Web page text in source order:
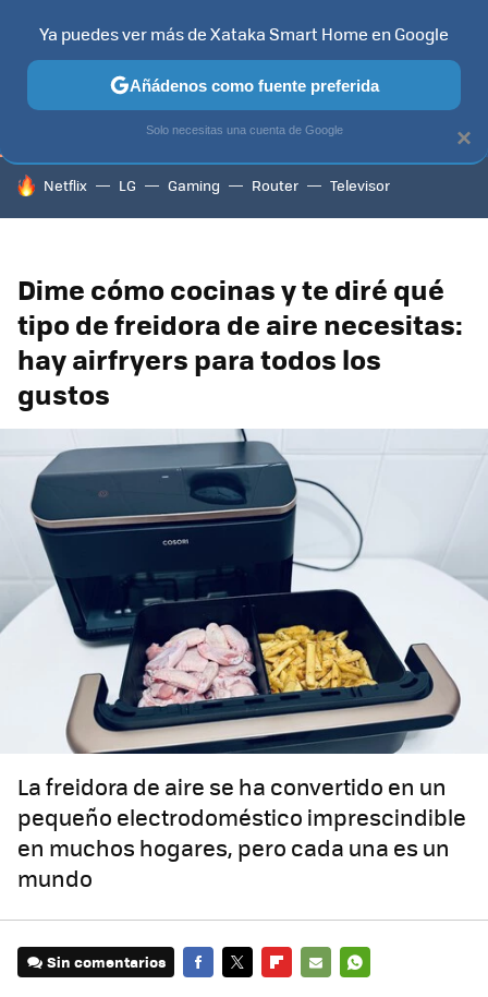
TELEVISORES CONTENIDOS SMART TV SELECCIÓN
HOY SE HABLA DE
Netflix LG Gaming Router Televisor
Dime cómo cocinas y te diré qué
tipo de freidora de aire necesitas:
hay airfryers para todos los
gustos
La freidora de aire se ha convertido en un
pequeño electrodoméstico imprescindible
en muchos hogares, pero cada una es un
mundo
Sin comentarios
×
Ya puedes ver más de Xataka Smart Home en Google
Añádenos como fuente preferida
Solo necesitas una cuenta de Google